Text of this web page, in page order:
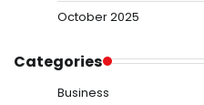
October 2025
Categories
Business